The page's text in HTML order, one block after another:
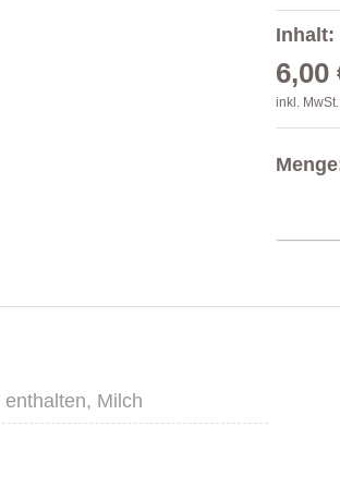
Inhalt:
6,00
inkl. MwSt.
Milch